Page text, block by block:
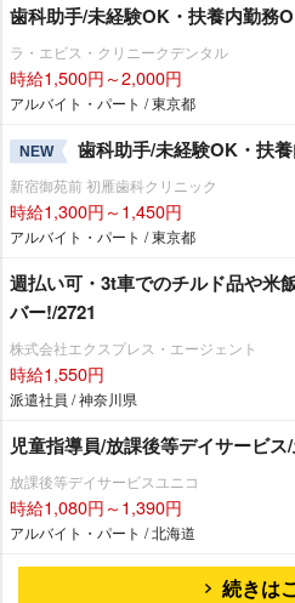
歯科助手/未経験OK・扶養内勤務
ラ・エビス・クリニークデンタル
時給1,500円～2,000円
アルバイト・パート / 東京都
NEW 歯科助手/未経験OK・扶
新宿御苑前 初雁歯科クリニック
時給1,300円～1,450円
アルバイト・パート / 東京都
週払い可・3t車でのチルド品や米
バー!/2721
株式会社エクスプレス・エージェント
時給1,550円
派遣社員 / 神奈川県
児童指導員/放課後等デイサービ
放課後等デイサービスユニコ
時給1,080円～1,390円
アルバイト・パート / 北海道
続きは